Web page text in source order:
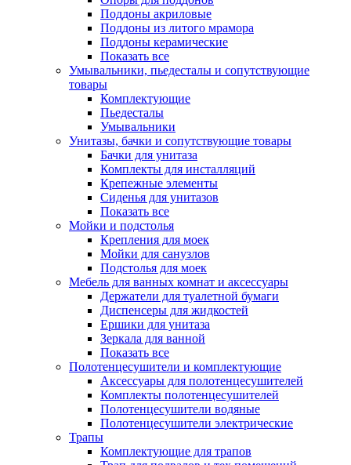
Поддоны акриловые
Поддоны из литого мрамора
Поддоны керамические
Показать все
Умывальники, пьедесталы и сопутствующие
товары
Комплектующие
Пьедесталы
Умывальники
Унитазы, бачки и сопутствующие товары
Бачки для унитаза
Комплекты для инсталляций
Крепежные элементы
Сиденья для унитазов
Показать все
Мойки и подстолья
Крепления для моек
Мойки для санузлов
Подстолья для моек
Мебель для ванных комнат и аксессуары
Держатели для туалетной бумаги
Диспенсеры для жидкостей
Ершики для унитаза
Зеркала для ванной
Показать все
Полотенцесушители и комплектующие
Аксессуары для полотенцесушителей
Комплекты полотенцесушителей
Полотенцесушители водяные
Полотенцесушители электрические
Трапы
Комплектующие для трапов